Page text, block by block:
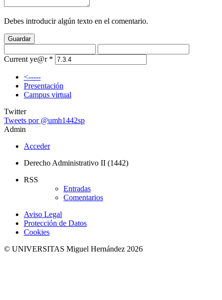
Debes introducir algún texto en el comentario.
Guardar
Current ye@r *
<-----
Presentación
Campus virtual
Twitter
Tweets por @umh1442sp
Admin
Acceder
Derecho Administrativo II (1442)
RSS
Entradas
Comentarios
Aviso Legal
Protección de Datos
Cookies
© UNIVERSITAS Miguel Hernández 2026